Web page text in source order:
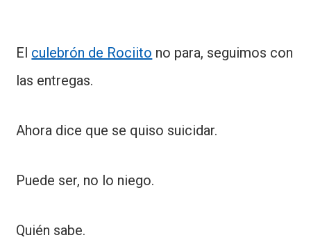
El culebrón de Rociito no para, seguimos con
las entregas.
Ahora dice que se quiso suicidar.
Puede ser, no lo niego.
Quién sabe.